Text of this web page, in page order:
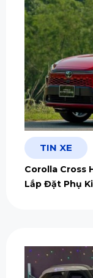
TIN XE
Corolla Cross
Lắp Đặt Phụ